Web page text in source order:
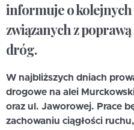
informuje o kolejnych
związanych z
dróg.
W najbliższych dniach
drogowe na alei
oraz ul. Jaworowej. Prace
zachowaniu ciągłości